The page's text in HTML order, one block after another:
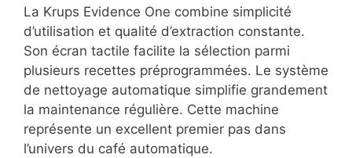
La Krups Evidence One combine simplicité
d’utilisation et qualité d’extraction constante.
Son écran tactile facilite la sélection parmi
plusieurs recettes préprogrammées. Le système
de nettoyage automatique simplifie grandement
la maintenance régulière. Cette machine
représente un excellent premier pas dans
l’univers du café automatique.